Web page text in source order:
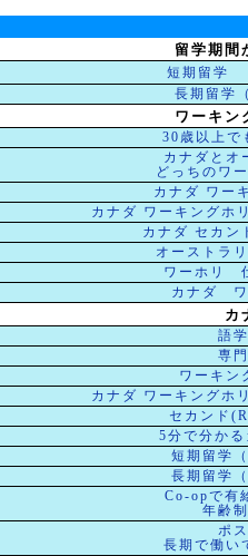
留学期間
短期留学
長期留学
ワーキン
30歳以上で
カナダとオ
どっちのワ
カナダ ワー
カナダ ワーキングホ
カナダ セカン
オーストラ
ワーホリ
カナダ ワ
カ
語
専
ワーキン
カナダ ワーキングホ
セカンド
5分で分か
短期留学
長期留学
Co-opで有
年齢
ポ
長期で働い